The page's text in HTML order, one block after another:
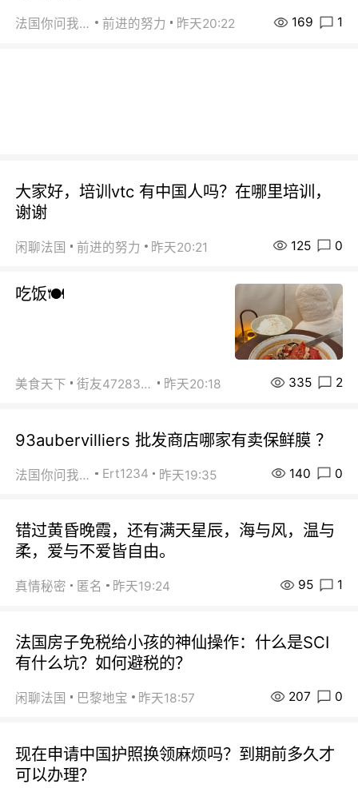
法国你问我答 前进的努力 昨天20:22 169 1
大家好，培训vtc 有中国人吗？在哪里培训，
谢谢
闲聊法国 前进的努力 昨天20:21 125 0
吃饭🍽️
美食天下 街友472838572 昨天20:18 335 2
93aubervilliers 批发商店哪家有卖保鲜膜 ？
法国你问我答 Ert1234 昨天19:35 140 0
错过黄昏晚霞，还有满天星辰，海与风，温与
柔，爱与不爱皆自由。
真情秘密 匿名 昨天19:24 95 1
法国房子免税给小孩的神仙操作：什么是SCI
有什么坑？如何避税的？
闲聊法国 巴黎地宝 昨天18:57 207 0
现在申请中国护照换领麻烦吗？到期前多久才
可以办理？